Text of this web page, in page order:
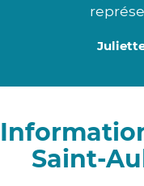
Saint-